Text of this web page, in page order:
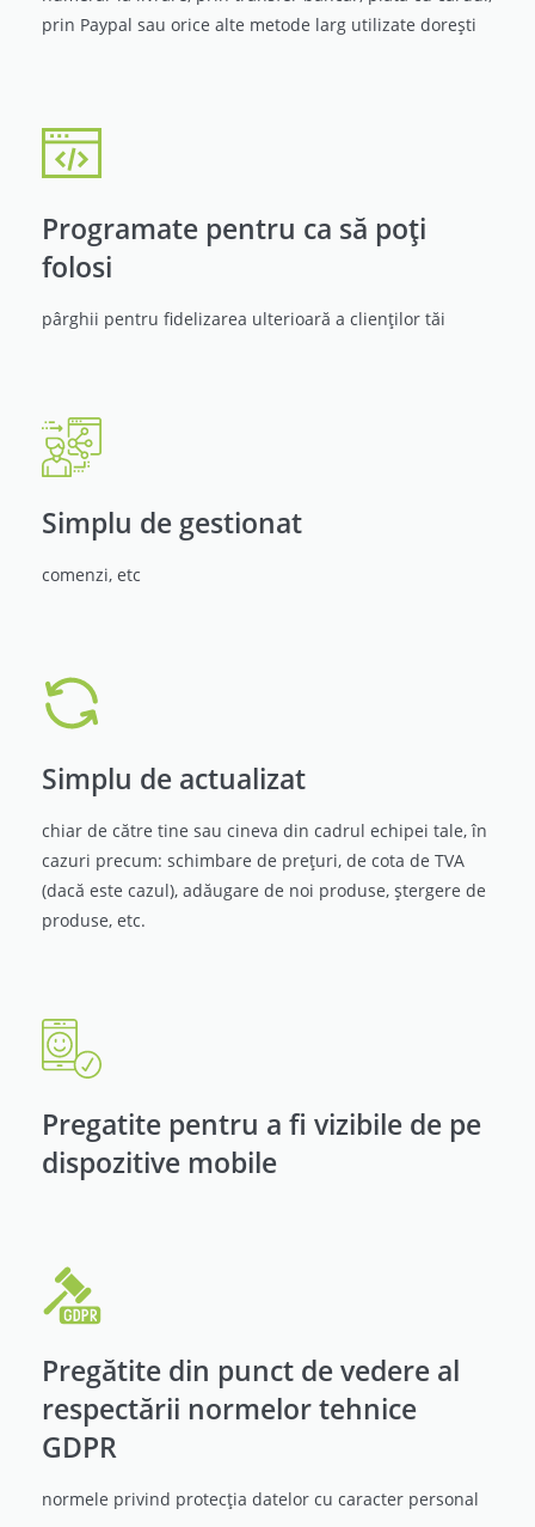
prin Paypal sau orice alte metode larg utilizate dorești
Programate pentru ca să poți
folosi
pârghii pentru fidelizarea ulterioară a clienților tăi
Simplu de gestionat
comenzi, etc
Simplu de actualizat
chiar de către tine sau cineva din cadrul echipei tale, în
cazuri precum: schimbare de prețuri, de cota de TVA
(dacă este cazul), adăugare de noi produse, ștergere de
produse, etc.
Pregatite pentru a fi vizibile de pe
dispozitive mobile
Pregătite din punct de vedere al
respectării normelor tehnice
GDPR
normele privind protecția datelor cu caracter personal